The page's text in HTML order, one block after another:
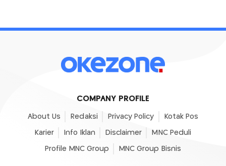
COMPANY PROFILE
About Us Redaksi Privacy Policy Kotak Pos
Karier Info Iklan Disclaimer MNC Peduli
Profile MNC Group MNC Group Bisnis